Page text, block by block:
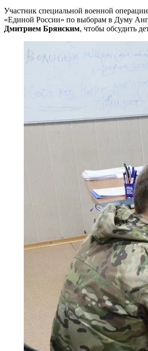
Участник специальной военной
«Единой России» по выборам в Думу
Дмитрием Брянским, чтобы обсудить